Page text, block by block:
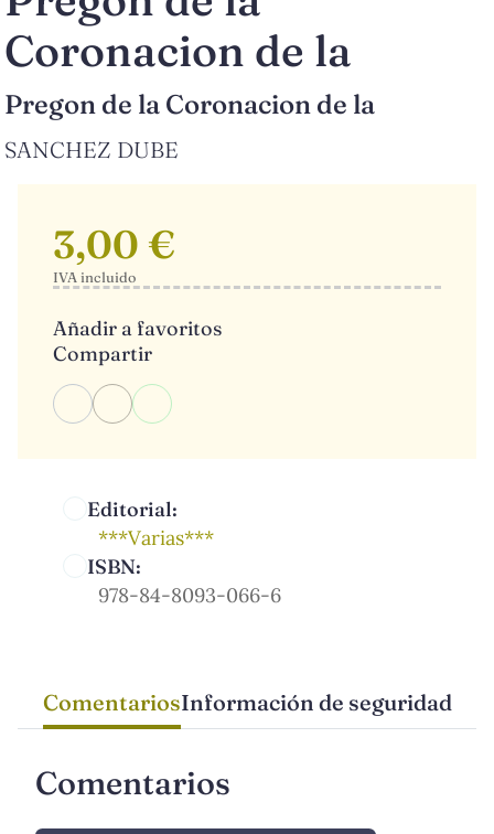
Coronacion de la
Pregon de la Coronacion de la
SANCHEZ DUBE
Editorial:
***Varias***
ISBN:
978-84-8093-066-6
3,00 €
IVA incluido
Añadir a favoritos
Compartir
ComentariosInformación de seguridad
Comentarios